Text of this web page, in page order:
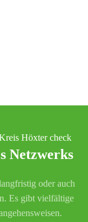
Netzwerks
oder auch
Es gibt vielfältige